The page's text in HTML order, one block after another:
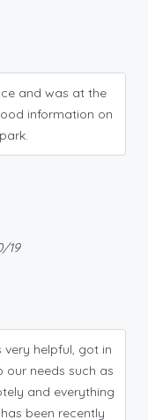
and was at the
information on
19
helpful, got in
needs such as
and everything
been recently